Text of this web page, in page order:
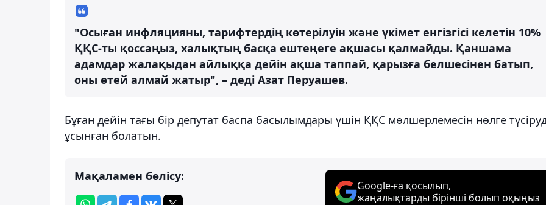
"Осыған инфляцияны, тарифтердің көтерілуін және үкімет енгізгісі келетін 10%
ҚҚС-ты қоссаңыз, халықтың басқа ештеңеге ақшасы қалмайды. Қаншама
адамдар жалақыдан айлыққа дейін ақша таппай, қарызға белшесінен батып,
оны өтей алмай жатыр", – деді Азат Перуашев.
Бұған дейін тағы бір депутат баспа басылымдары үшін ҚҚС мөлшерлемесін нөлге
ұсынған болатын.
Мақаламен бөлісу:
Google-ға қосылып,
жаңалықтарды бірінші болып оқыңыз